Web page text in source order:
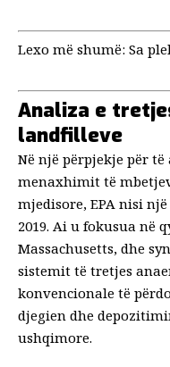
Lexo më shumë: Sa
Analiza e
landfilleve
Në një përpjekje për
menaxhimit të
mjedisore, EPA nisi
2019. Ai u fokusua në
Massachusetts, dhe
sistemit të tretjes
konvencionale të
djegien dhe
ushqimore.